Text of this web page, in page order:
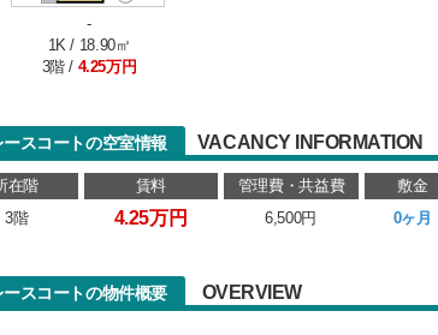
-
1K / 18.90㎡
3階 / 4.25万円
ースコートの空室情報 VACANCY INFORMATION
在階 賃料 管理費・共益費 敷金
3階
4.25万円 6,500円 0ヶ月
ースコートの物件概要 OVERVIEW